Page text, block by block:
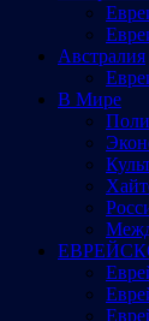
Австралия
В Мире